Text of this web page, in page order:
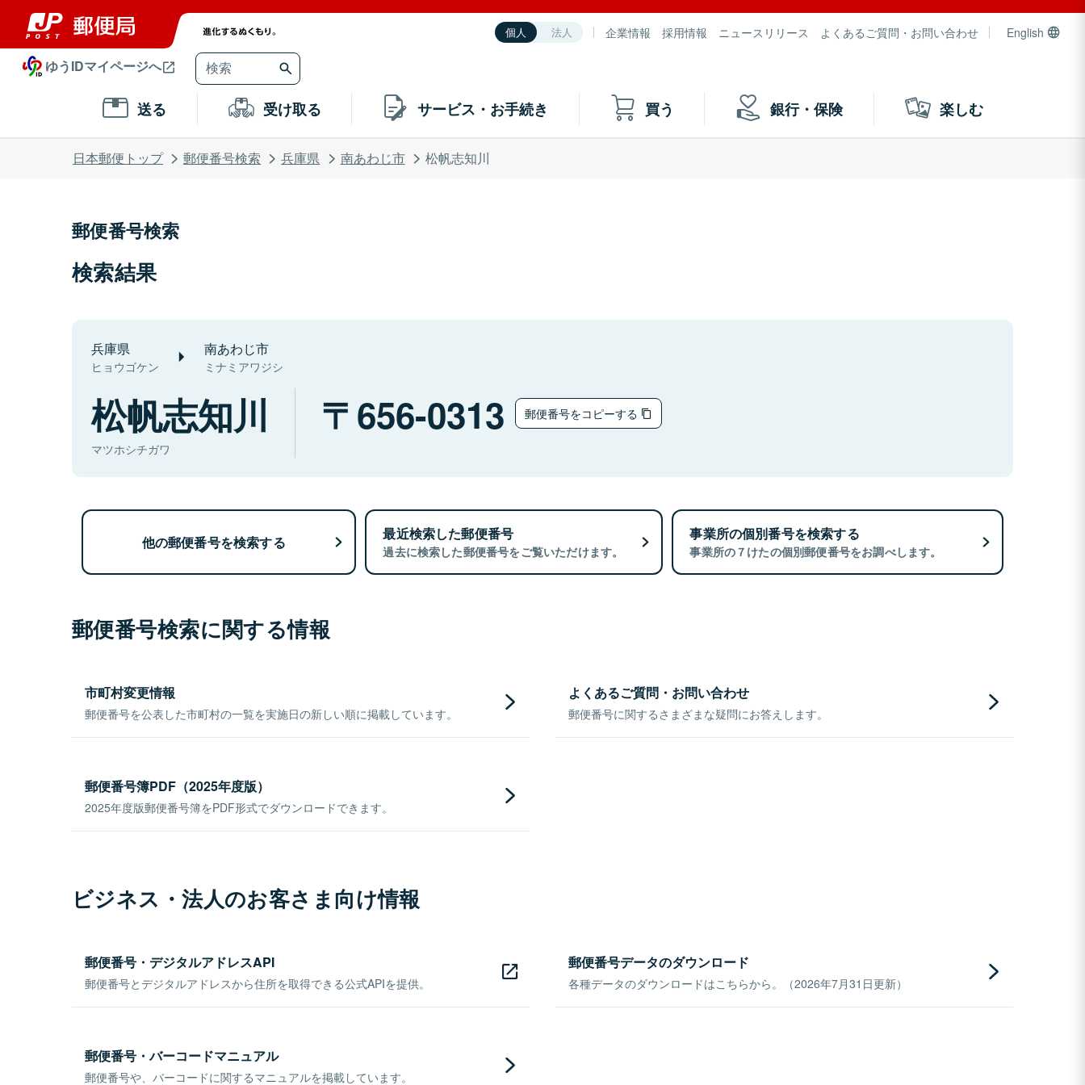
個人 法人 企業情報 採用情報 ニュースリリース よくあるご質問・お問い合わせ English
ゆうIDマイページへ
送る 受け取る サービス・お手続き 買う 銀行・保険 楽しむ
日本郵便トップ 郵便番号検索 兵庫県 南あわじ市 松帆志知川
郵便番号検索
検索結果
兵庫県
ヒョウゴケン
南あわじ市
ミナミアワジシ
松帆志知川
マツホシチガワ
656-0313 郵便番号をコピーする
他の郵便番号を検索する 最近検索した郵便番号
過去に検索した郵便番号をご覧いただけます。
事業所の個別番号を検索する
事業所の７けたの個別郵便番号をお調べします。
郵便番号検索に関する情報
市町村変更情報
郵便番号を公表した市町村の一覧を実施日の新しい順に掲載しています。
よくあるご質問・お問い合わせ
郵便番号に関するさまざまな疑問にお答えします。
郵便番号簿PDF（2025年度版）
2025年度版郵便番号簿をPDF形式でダウンロードできます。
ビジネス・法人のお客さま向け情報
郵便番号・デジタルアドレスAPI
郵便番号とデジタルアドレスから住所を取得できる公式APIを提供。
郵便番号データのダウンロード
各種データのダウンロードはこちらから。（2026年7月31日更新）
郵便番号・バーコードマニュアル
郵便番号や、バーコードに関するマニュアルを掲載しています。